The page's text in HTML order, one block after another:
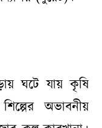
ঘটে যায় কৃষি
অভাবনীয়